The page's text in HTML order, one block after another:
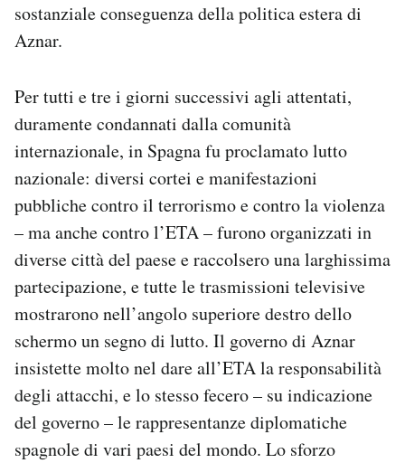
sostanziale conseguenza della politica estera di
Aznar.
Per tutti e tre i giorni successivi agli attentati,
duramente condannati dalla comunità
internazionale, in Spagna fu proclamato lutto
nazionale: diversi cortei e manifestazioni
pubbliche contro il terrorismo e contro la violenza
– ma anche contro l’ETA – furono organizzati in
diverse città del paese e raccolsero una larghissima
partecipazione, e tutte le trasmissioni televisive
mostrarono nell’angolo superiore destro dello
schermo un segno di lutto. Il governo di Aznar
insistette molto nel dare all’ETA la responsabilità
degli attacchi, e lo stesso fecero – su indicazione
del governo – le rappresentanze diplomatiche
spagnole di vari paesi del mondo. Lo sforzo